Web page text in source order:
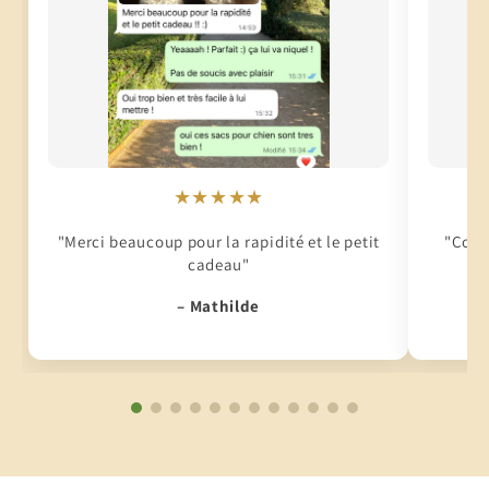
★★★★★
"Merci beaucoup pour la rapidité et le petit
cadeau"
– Mathilde